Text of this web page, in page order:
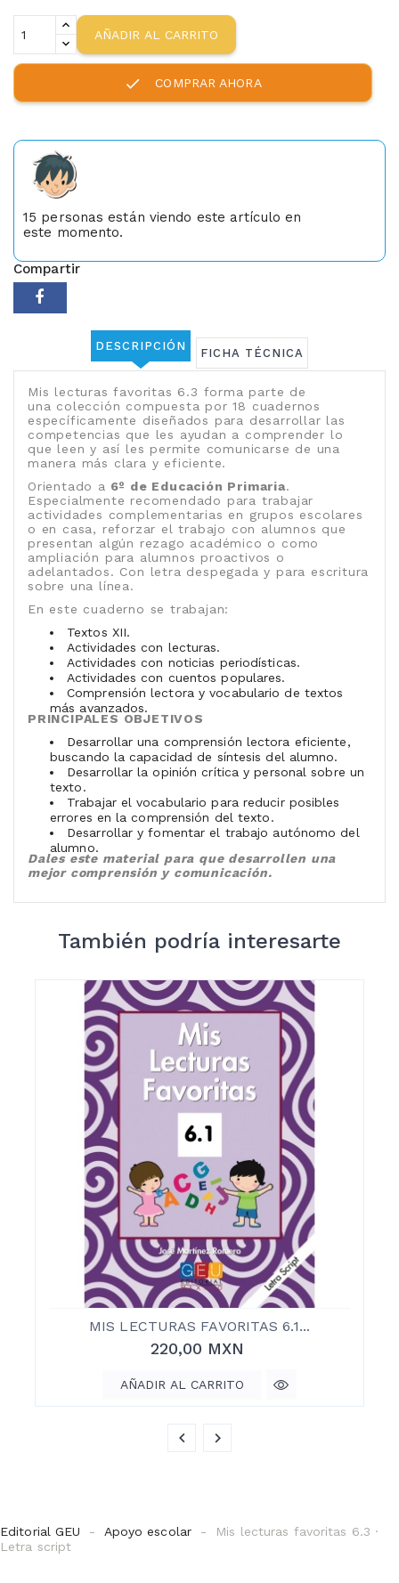
AÑADIR AL CARRITO
check COMPRAR AHORA
15 personas están viendo este artículo en
este momento.
Compartir
DESCRIPCIÓN FICHA TÉCNICA
Mis lecturas favoritas 6.3 forma parte de
una colección compuesta por 18 cuadernos
específicamente diseñados para desarrollar las
competencias que les ayudan a comprender lo
que leen y así les permite comunicarse de una
manera más clara y eficiente.
Orientado a 6º de Educación Primaria.
Especialmente recomendado para trabajar
actividades complementarias en grupos escolares
o en casa, reforzar el trabajo con alumnos que
presentan algún rezago académico o como
ampliación para alumnos proactivos o
adelantados. Con letra despegada y para escritura
sobre una línea.
En este cuaderno se trabajan:
Textos XII.
Actividades con lecturas.
Actividades con noticias periodísticas.
Actividades con cuentos populares.
Comprensión lectora y vocabulario de textos
más avanzados.
PRINCIPALES OBJETIVOS
Desarrollar una comprensión lectora eficiente,
buscando la capacidad de síntesis del alumno.
Desarrollar la opinión crítica y personal sobre un
texto.
Trabajar el vocabulario para reducir posibles
errores en la comprensión del texto.
Desarrollar y fomentar el trabajo autónomo del
alumno.
Dales este material para que desarrollen una
mejor comprensión y comunicación.
También podría interesarte
MIS LECTURAS FAVORITAS 6.1...
220,00 MXN
AÑADIR AL CARRITO
Editorial GEU Apoyo escolar
Mis lecturas favoritas 6.3 ·
Letra script